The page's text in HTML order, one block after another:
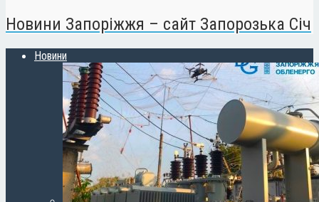
Новини Запоріжжя – сайт Запорозька Січ
Новини